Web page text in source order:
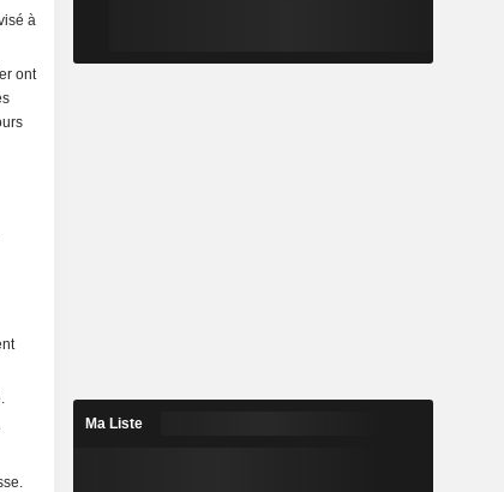
à
ont
Ma Liste